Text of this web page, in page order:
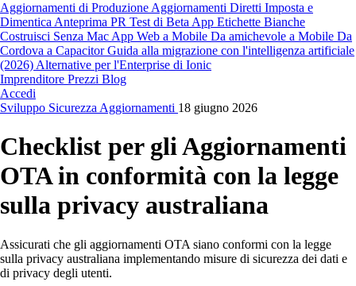
Aggiornamenti di Produzione Aggiornamenti Diretti Imposta e
Dimentica Anteprima PR Test di Beta App Etichette Bianche
Costruisci Senza Mac App Web a Mobile Da amichevole a Mobile Da
Cordova a CapacitorGuida alla migrazione con l'intelligenza artificiale
(2026) Alternative per l'Enterprise di Ionic
Imprenditore Prezzi Blog
Accedi
Sviluppo Sicurezza Aggiornamenti 18 giugno 2026
Checklist per gli Aggiornamenti
OTA in conformità con la legge
sulla privacy australiana
Assicurati che gli aggiornamenti OTA siano conformi con la legge
sulla privacy australiana implementando misure di sicurezza dei dati e
di privacy degli utenti.